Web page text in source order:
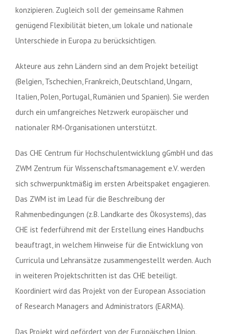
konzipieren. Zugleich soll der gemeinsame Rahmen
genügend Flexibilität bieten, um lokale und nationale
Unterschiede in Europa zu berücksichtigen.
Akteure aus zehn Ländern sind an dem Projekt beteiligt
(Belgien, Tschechien, Frankreich, Deutschland, Ungarn,
Italien, Polen, Portugal, Rumänien und Spanien). Sie werden
durch ein umfangreiches Netzwerk europäischer und
nationaler RM-Organisationen unterstützt.
Das CHE Centrum für Hochschulentwicklung gGmbH und das
ZWM Zentrum für Wissenschaftsmanagement e.V. werden
sich schwerpunktmäßig im ersten Arbeitspaket engagieren.
Das ZWM ist im Lead für die Beschreibung der
Rahmenbedingungen (z.B. Landkarte des Ökosystems), das
CHE ist federführend mit der Erstellung eines Handbuchs
beauftragt, in welchem Hinweise für die Entwicklung von
Curricula und Lehransätze zusammengestellt werden. Auch
in weiteren Projektschritten ist das CHE beteiligt.
Koordiniert wird das Projekt von der European Association
of Research Managers and Administrators (EARMA).
Das Projekt wird gefördert von der Europäischen Union.